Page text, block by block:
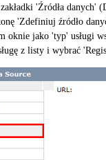
'Źródła danych'
'Zdefiniuj źródło
oknie jako 'typ' usługi
z listy i wybrać